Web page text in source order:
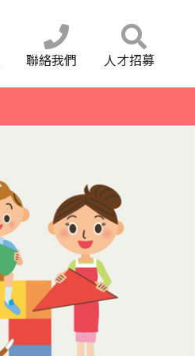
聯絡我們 人才招募